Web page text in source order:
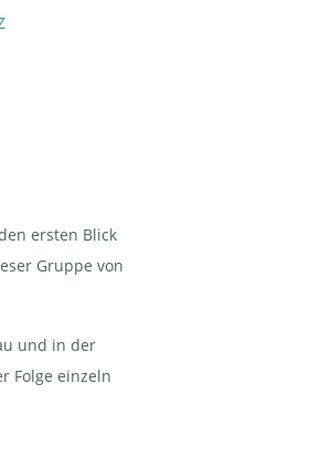
ersten Blick
Gruppe von
und in der
Folge einzeln